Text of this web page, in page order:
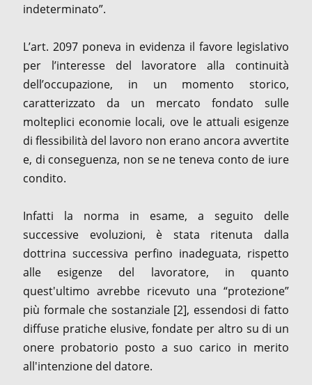
indeterminato”.
L’art. 2097 poneva in evidenza il favore legislativo
per l’interesse del lavoratore alla continuità
dell’occupazione, in un momento storico,
caratterizzato da un mercato fondato sulle
molteplici economie locali, ove le attuali esigenze
di flessibilità del lavoro non erano ancora avvertite
e, di conseguenza, non se ne teneva conto de iure
condito.
Infatti la norma in esame, a seguito delle
successive evoluzioni, è stata ritenuta dalla
dottrina successiva perfino inadeguata, rispetto
alle esigenze del lavoratore, in quanto
quest'ultimo avrebbe ricevuto una “protezione”
più formale che sostanziale [2], essendosi di fatto
diffuse pratiche elusive, fondate per altro su di un
onere probatorio posto a suo carico in merito
all'intenzione del datore.